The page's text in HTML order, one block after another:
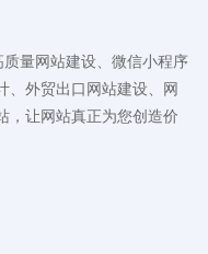
量网站建设、微信小程序
、外贸出口网站建设、网
，让网站真正为您创造价